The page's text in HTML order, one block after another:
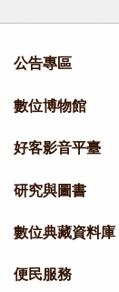
公告專區
數位博物館
好客影音平臺
研究與圖書
數位典藏資料庫
便民服務